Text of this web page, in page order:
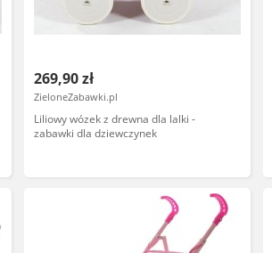
269,90 zł
ZieloneZabawki.pl
Liliowy wózek z drewna dla lalki -
zabawki dla dziewczynek